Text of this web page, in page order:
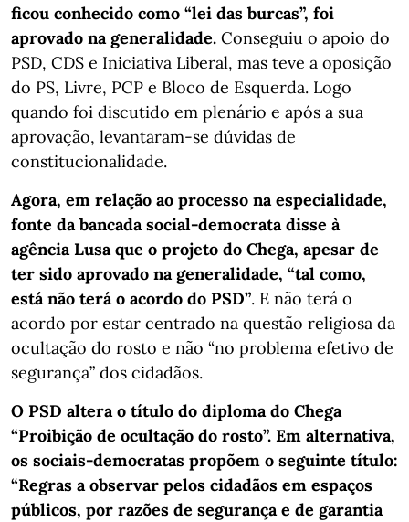
ficou conhecido como “lei das burcas”, foi
aprovado na generalidade. Conseguiu o apoio do
PSD, CDS e Iniciativa Liberal, mas teve a oposição
do PS, Livre, PCP e Bloco de Esquerda. Logo
quando foi discutido em plenário e após a sua
aprovação, levantaram-se dúvidas de
constitucionalidade.
Agora, em relação ao processo na especialidade,
fonte da bancada social-democrata disse à
agência Lusa que o projeto do Chega, apesar de
ter sido aprovado na generalidade, “tal como,
está não terá o acordo do PSD”. E não terá o
acordo por estar centrado na questão religiosa da
ocultação do rosto e não “no problema efetivo de
segurança” dos cidadãos.
O PSD altera o título do diploma do Chega
“Proibição de ocultação do rosto”. Em alternativa,
os sociais-democratas propõem o seguinte título:
“Regras a observar pelos cidadãos em espaços
públicos, por razões de segurança e de garantia